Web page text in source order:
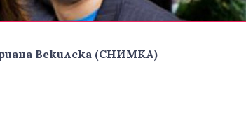
Векилска (СНИМКА)